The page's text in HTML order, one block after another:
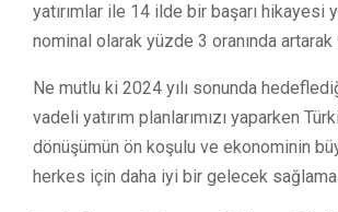
yatırımlar ile 14 ilde bir başarı hikayesi
nominal olarak yüzde 3 oranında artarak
Ne mutlu ki 2024 yılı sonunda
vadeli yatırım planlarımızı yaparken
dönüşümün ön koşulu ve ekonominin
herkes için daha iyi bir gelecek